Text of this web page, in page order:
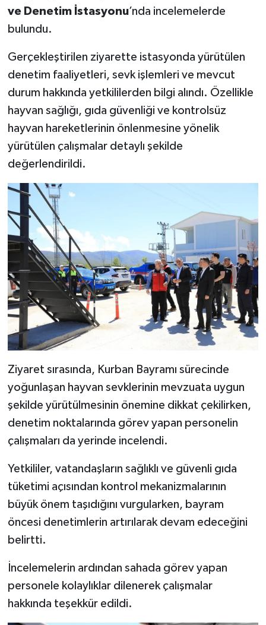
ve Denetim İstasyonu’nda incelemelerde
bulundu.
Gerçekleştirilen ziyarette istasyonda yürütülen
denetim faaliyetleri, sevk işlemleri ve mevcut
durum hakkında yetkililerden bilgi alındı. Özellikle
hayvan sağlığı, gıda güvenliği ve kontrolsüz
hayvan hareketlerinin önlenmesine yönelik
yürütülen çalışmalar detaylı şekilde
değerlendirildi.
Ziyaret sırasında, Kurban Bayramı sürecinde
yoğunlaşan hayvan sevklerinin mevzuata uygun
şekilde yürütülmesinin önemine dikkat çekilirken,
denetim noktalarında görev yapan personelin
çalışmaları da yerinde incelendi.
Yetkililer, vatandaşların sağlıklı ve güvenli gıda
tüketimi açısından kontrol mekanizmalarının
büyük önem taşıdığını vurgularken, bayram
öncesi denetimlerin artırılarak devam edeceğini
belirtti.
İncelemelerin ardından sahada görev yapan
personele kolaylıklar dilenerek çalışmalar
hakkında teşekkür edildi.